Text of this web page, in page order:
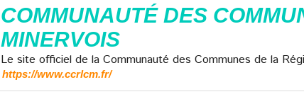
COMMUNAUTÉ DES
MINERVOIS
Le site officiel de la Communauté des Communes de la
https://www.ccrlcm.fr/